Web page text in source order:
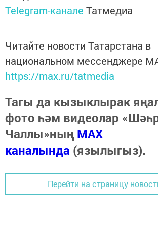
Telegram-канале Татмедиа
Читайте новости Татарстана в
национальном мессенджере
https://max.ru/tatmedia
Тагы да кызыклырак
фото һәм видеолар
Чаллы»ныңMAX
каналында (язылыгыз).
Перейти на страницу